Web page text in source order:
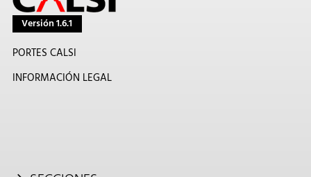
Versión 1.6.1
PORTES CALSI
INFORMACIÓN LEGAL